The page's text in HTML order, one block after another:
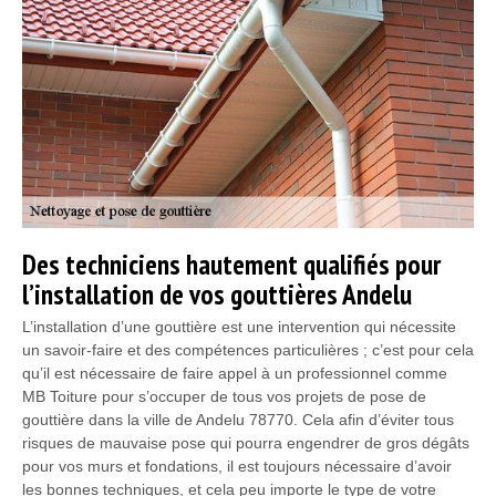
Des techniciens hautement qualifiés pour
l’installation de vos gouttières Andelu
L’installation d’une gouttière est une intervention qui nécessite
un savoir-faire et des compétences particulières ; c’est pour cela
qu’il est nécessaire de faire appel à un professionnel comme
MB Toiture pour s’occuper de tous vos projets de pose de
gouttière dans la ville de Andelu 78770. Cela afin d’éviter tous
risques de mauvaise pose qui pourra engendrer de gros dégâts
pour vos murs et fondations, il est toujours nécessaire d’avoir
les bonnes techniques, et cela peu importe le type de votre